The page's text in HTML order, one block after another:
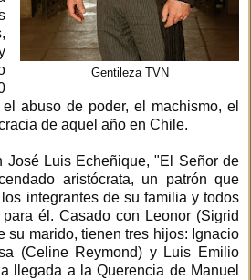
Gentileza TVN
abuso de poder, el machismo, el
de aquel año en Chile.
José Luis Echeñique, "El Señor de
aristócrata, un patrón que
integrantes de su familia y todos
él. Casado con Leonor (Sigrid
su marido, tienen tres hijos: Ignacio
(Celine Reymond) y Luis Emilio
llegada a la Querencia de Manuel